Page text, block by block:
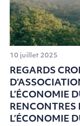
10 juillet 2025
REGARDS
L’ÉCONOMIE
RENCONTRES
L’ÉCONOMIE